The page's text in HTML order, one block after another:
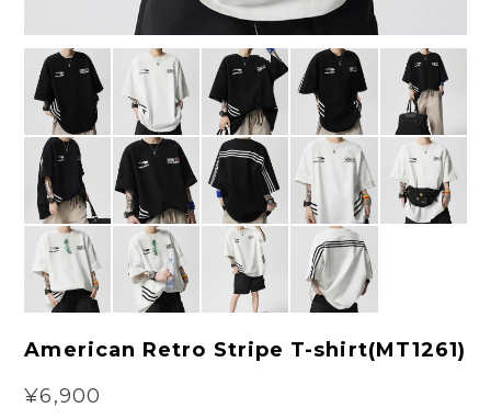
American Retro Stripe T-shirt(MT1261)
¥6,900